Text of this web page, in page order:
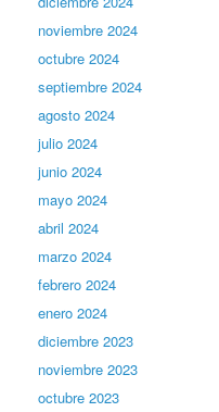
noviembre 2024
octubre 2024
septiembre 2024
agosto 2024
julio 2024
junio 2024
mayo 2024
abril 2024
marzo 2024
febrero 2024
enero 2024
diciembre 2023
noviembre 2023
octubre 2023